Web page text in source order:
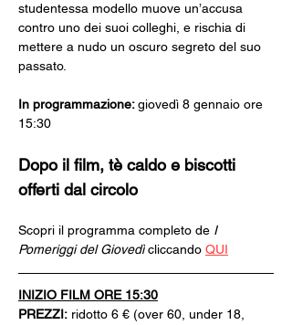
studentessa modello muove un’accusa
contro uno dei suoi colleghi, e rischia di
mettere a nudo un oscuro segreto del suo
passato.
In programmazione: giovedì 8 gennaio ore
15:30
Dopo il film, tè caldo e biscotti
offerti dal circolo
Scopri il programma completo de I
Pomeriggi del Giovedì cliccando QUI
INIZIO FILM ORE 15:30
PREZZI: ridotto 6 € (over 60, under 18,